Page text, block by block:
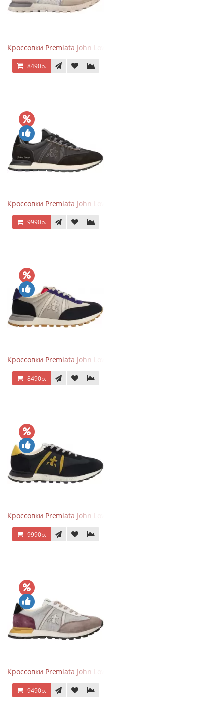
Кроссовки Premiata John Low Beige
8490р.
Кроссовки Premiata John Low черные
9990р.
Кроссовки Premiata John Low черные с серым
8490р.
Кроссовки Premiata John Low черные с желтым
9990р.
Кроссовки Premiata John Low Gray Brown Purple
9490р.